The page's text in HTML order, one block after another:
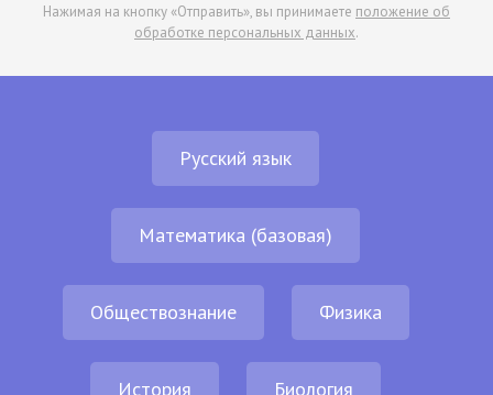
Нажимая на кнопку «Отправить», вы принимаете положение об
обработке персональных данных.
Русский язык
Математика (базовая)
Обществознание Физика
История Биология